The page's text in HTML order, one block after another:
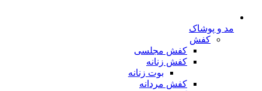
مد و پوشاک
کفش
کفش مجلسی
کفش زنانه
بوت زنانه
کفش مردانه